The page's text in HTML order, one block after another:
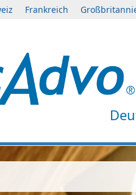
Frankreich